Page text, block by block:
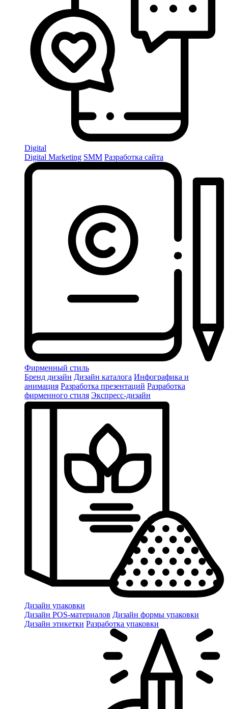
Digital
Digital Marketing SMM Разработка сайта
Фирменный стиль
Бренд дизайн Дизайн каталога Инфографика и
анимация Разработка презентаций Разработка
фирменного стиля Экспресс-дизайн
Дизайн упаковки
Дизайн POS-материалов Дизайн формы упаковки
Дизайн этикетки Разработка упаковки